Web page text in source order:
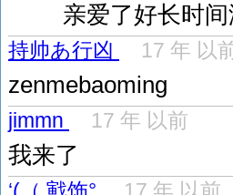
亲爱了好长时
持帅あ行凶 17 年 以
zenmebaoming
jimmn 17 年 以前
我来了